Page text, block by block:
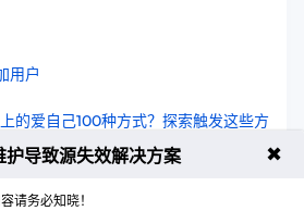
用户
的爱自己100种方式？探索触发这些方
导致源失效解决方案 ✖
请务必知晓！